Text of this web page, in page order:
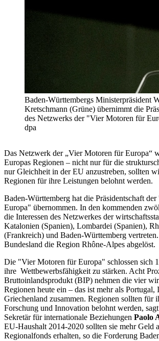
Baden-Württembergs Ministerpräsident
Kretschmann (Grüne) übernimmt die
des Netzwerks der "Vier Motoren für
dpa
Das Netzwerk der „Vier Motoren für Europa“
Europas Regionen – nicht nur für die
nur Gleichheit in der EU anzustreben, sollten
Regionen für ihre Leistungen belohnt werden.
Baden-Württemberg hat die Präsidentschaft
Europa" übernommen. In den kommenden
die Interessen des Netzwerkes der
Katalonien (Spanien), Lombardei (Spanien),
(Frankreich) und Baden-Württemberg
Bundesland die Region Rhône-Alpes abgelöst.
Die "Vier Motoren für Europa" schlossen sich
ihre Wettbewerbsfähigkeit zu stärken. Acht
Bruttoinlandsprodukt (BIP) nehmen die vier
Regionen heute ein – das ist mehr als Portugal,
Griechenland zusammen. Regionen sollten für
Forschung und Innovation belohnt werden,
Sekretär für internationale Beziehungen Paolo
EU-Haushalt 2014-2020 sollten sie mehr Geld
Regionalfonds erhalten, so die Forderung